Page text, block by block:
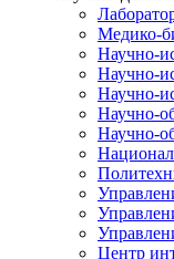
Медико-
Научно-
Научно-
Научно-
Научно-
Научно-
Центр